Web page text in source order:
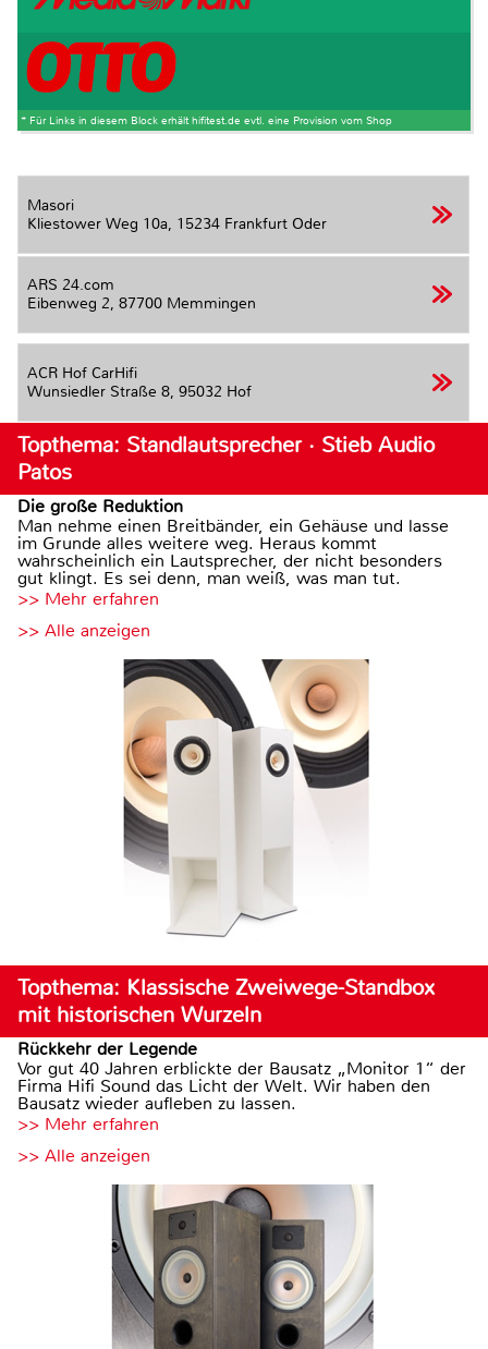
* Für Links in diesem Block erhält hifitest.de evtl. eine Provision vom Shop
Masori
Kliestower Weg 10a, 15234 Frankfurt Oder
ARS 24.com
Eibenweg 2, 87700 Memmingen
ACR Hof CarHifi
Wunsiedler Straße 8, 95032 Hof
Topthema: Standlautsprecher · Stieb Audio
Patos
Die große Reduktion
Man nehme einen Breitbänder, ein Gehäuse und lasse
im Grunde alles weitere weg. Heraus kommt
wahrscheinlich ein Lautsprecher, der nicht besonders
gut klingt. Es sei denn, man weiß, was man tut.
>> Mehr erfahren
>> Alle anzeigen
Topthema: Klassische Zweiwege-Standbox
mit historischen Wurzeln
Rückkehr der Legende
Vor gut 40 Jahren erblickte der Bausatz „Monitor 1“ der
Firma Hifi Sound das Licht der Welt. Wir haben den
Bausatz wieder aufleben zu lassen.
>> Mehr erfahren
>> Alle anzeigen